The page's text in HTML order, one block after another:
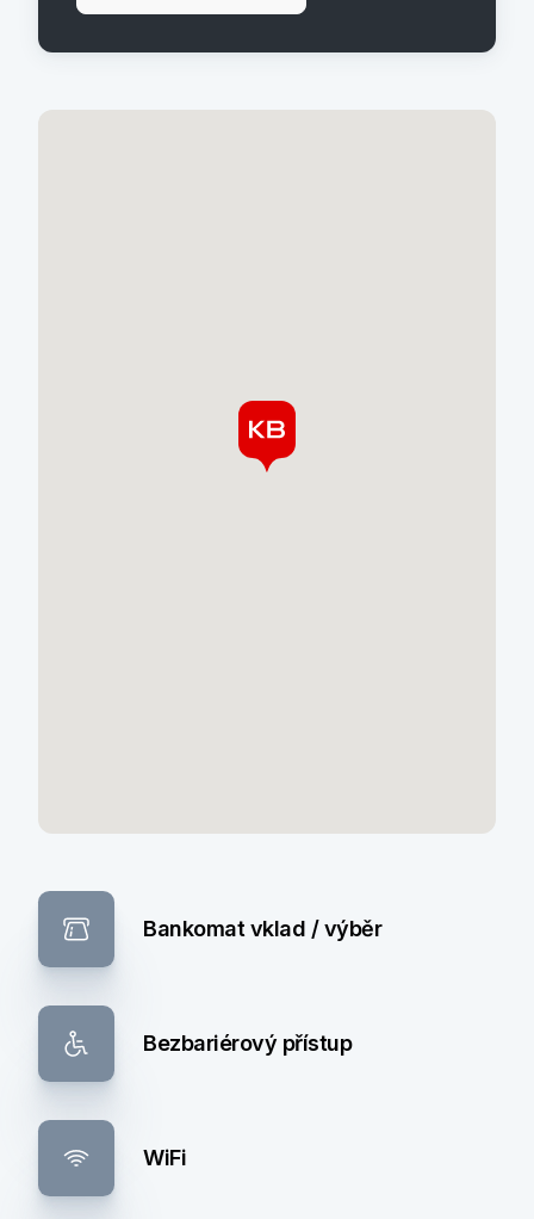
Bankomat vklad / výběr
Bezbariérový přístup
WiFi